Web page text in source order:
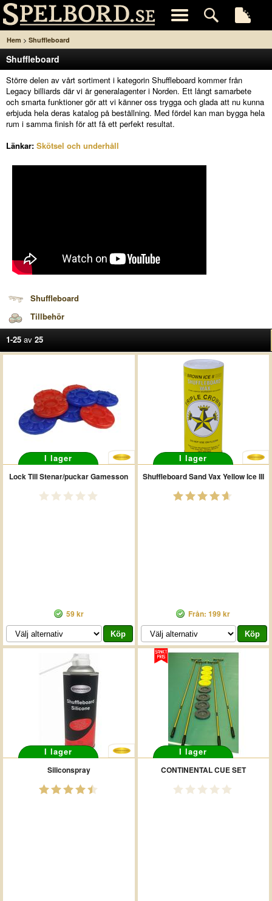
Hem > Shuffleboard
Shuffleboard
Större delen av vårt sortiment i kategorin Shuffleboard kommer från
Legacy billiards där vi är generalagenter i Norden. Ett långt samarbete
och smarta funktioner gör att vi känner oss trygga och glada att nu kunna
erbjuda hela deras katalog på beställning. Med fördel kan man bygga hela
rum i samma finish för att få ett perfekt resultat.
Länkar: Skötsel och underhåll
Shuffleboard
Tillbehör
1-25 av 25
I lager
Lock Till Stenar/puckar Gamesson
59 kr
I lager
Shuffleboard Sand Vax Yellow Ice III
Från: 199 kr
I lager
Siliconspray
I lager
CONTINENTAL CUE SET